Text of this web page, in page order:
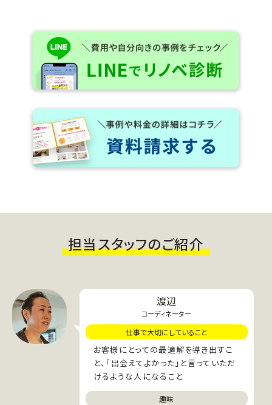
担当スタッフのご紹介
渡辺
コーディネーター
仕事で大切にしていること
お客様にとっての最適解を導き出すこ
と、「出会えてよかった」と言っていただ
けるような人になること
趣味